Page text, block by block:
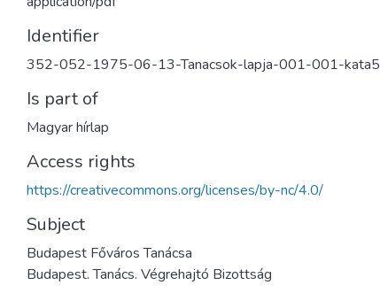
Identifier
352-052-1975-06-13-Tanacsok-lapja-001-001-
Is part of
Magyar hírlap
Access rights
https://creativecommons.org/licenses/by-nc/4.0/
Subject
Budapest Főváros Tanácsa
Budapest. Tanács. Végrehajtó Bizottság